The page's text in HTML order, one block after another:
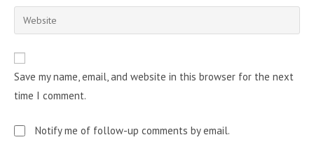
comment
email
address
Enter
your
URL
(optional)
Save my name, email, and website in this browser for the next
time I comment.
Notify me of follow-up comments by email.